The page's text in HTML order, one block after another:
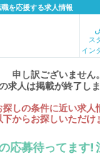
を応援する求人情報
ス
イン
申し訳ございません。
求人は掲載が終了しま
探しの条件に近い求人
下からお探しいただけ
応募待ってます!